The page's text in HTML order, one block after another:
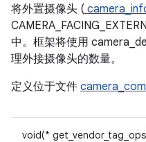
将外置摄像头 (
中。框架将使用
理外接摄像头的数量。
定义位于文件
void(*